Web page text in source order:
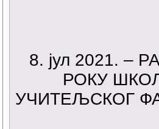
8. јул 2021.
РОКУ
УЧИТЕЉСКОГ